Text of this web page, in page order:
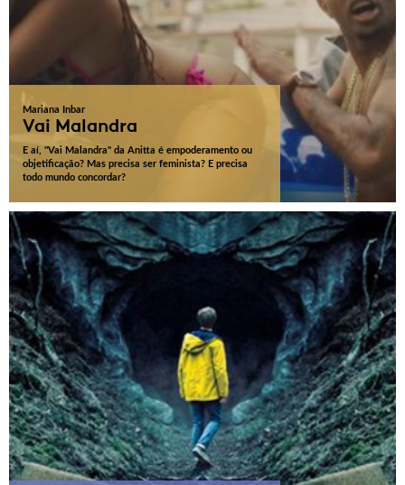
Mariana Inbar
Vai Malandra
E aí, "Vai Malandra" da Anitta é empoderamento ou
objetificação? Mas precisa ser feminista? E precisa
todo mundo concordar?